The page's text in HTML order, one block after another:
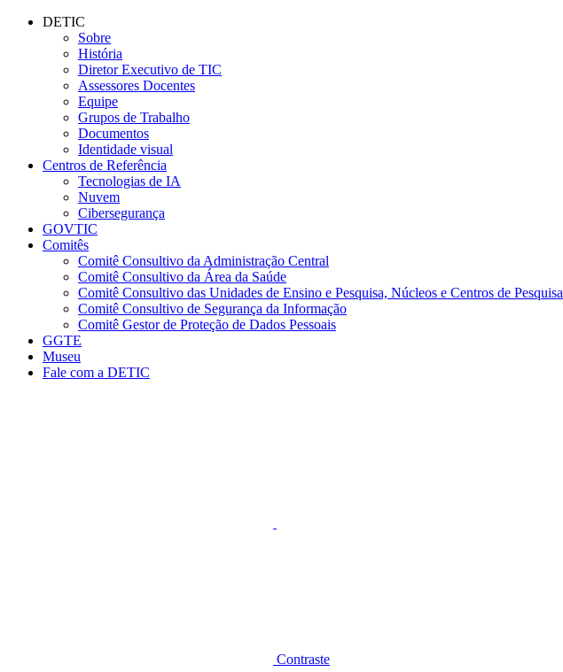
Conteúdo principal
DETIC
Sobre
História
Diretor Executivo de TIC
Assessores Docentes
Equipe
Grupos de Trabalho
Documentos
Identidade visual
Centros de Referência
Tecnologias de IA
Nuvem
Cibersegurança
GOVTIC
Comitês
Comitê Consultivo da Administração Central
Comitê Consultivo da Área da Saúde
Comitê Consultivo das Unidades de Ensino e Pesquisa, Núcleos e Centros de Pesquisa
Comitê Consultivo de Segurança da Informação
Comitê Gestor de Proteção de Dados Pessoais
GGTE
Museu
Fale com a DETIC
Contraste